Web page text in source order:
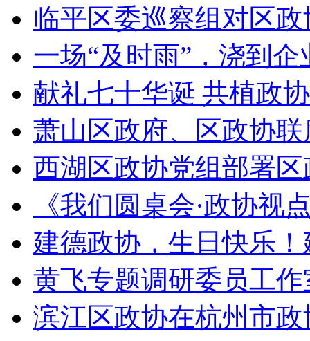
临平区委巡察组对区
一场“及时雨”，浇到
献礼七十华诞 共植政
萧山区政府、区政协
西湖区政协党组部署
《我们圆桌会·政协视
建德政协，生日快乐
黄飞专题调研委员工作
滨江区政协在杭州市